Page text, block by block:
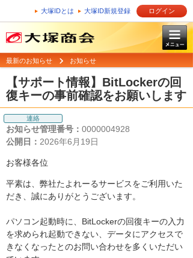
大塚IDとは 大塚ID新規登録 ログイン
最新のお知らせ お知らせ
【サポート情報】BitLockerの回
復キーの事前確認をお願いします
連絡
お知らせ管理番号： 0000004928
公開日： 2026年6月19日
お客様各位
平素は、弊社たよれーるサービスをご利用いた
だき、誠にありがとうございます。
パソコン起動時に、BitLockerの回復キーの入力
を求められ起動できない、データにアクセスで
きなくなったとのお問い合わせを多くいただい